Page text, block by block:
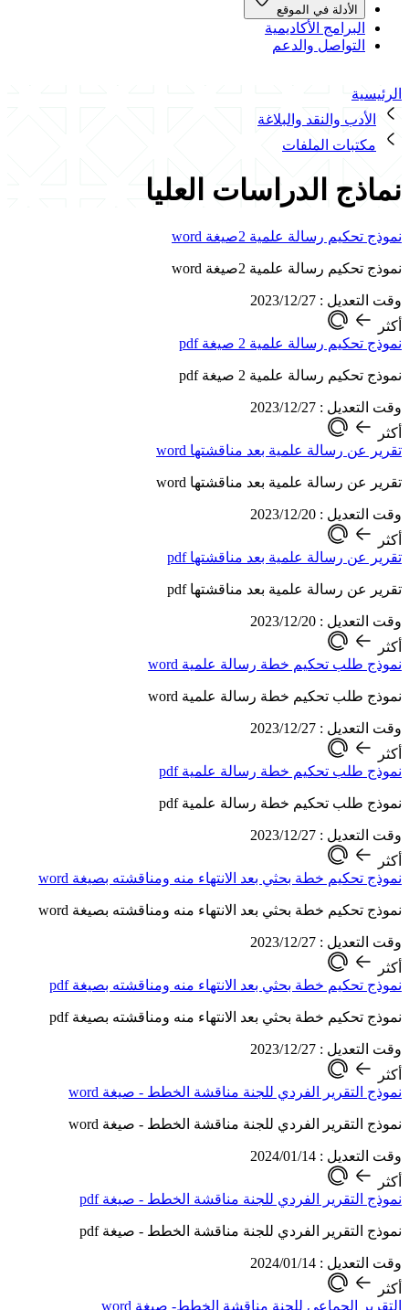
الأدلة في الموقع
البرامج الأكاديمية
التواصل والدعم
الرئيسية
الأدب والنقد والبلاغة
مكتبات الملفات
نماذج الدراسات العليا
نموذج تحكيم رسالة علمية 2صيغة word
نموذج تحكيم رسالة علمية 2صيغة word
وقت التعديل : 2023/12/27
أكثر
نموذج تحكيم رسالة علمية 2 صيغة pdf
نموذج تحكيم رسالة علمية 2 صيغة pdf
وقت التعديل : 2023/12/27
أكثر
تقرير عن رسالة علمية بعد مناقشتها word
تقرير عن رسالة علمية بعد مناقشتها word
وقت التعديل : 2023/12/20
أكثر
تقرير عن رسالة علمية بعد مناقشتها pdf
تقرير عن رسالة علمية بعد مناقشتها pdf
وقت التعديل : 2023/12/20
أكثر
نموذج طلب تحكيم خطة رسالة علمية word
نموذج طلب تحكيم خطة رسالة علمية word
وقت التعديل : 2023/12/27
أكثر
نموذج طلب تحكيم خطة رسالة علمية pdf
نموذج طلب تحكيم خطة رسالة علمية pdf
وقت التعديل : 2023/12/27
أكثر
نموذج تحكيم خطة بحثي بعد الانتهاء منه ومناقشته بصيغة word
نموذج تحكيم خطة بحثي بعد الانتهاء منه ومناقشته بصيغة word
وقت التعديل : 2023/12/27
أكثر
نموذج تحكيم خطة بحثي بعد الانتهاء منه ومناقشته بصيغة pdf
نموذج تحكيم خطة بحثي بعد الانتهاء منه ومناقشته بصيغة pdf
وقت التعديل : 2023/12/27
أكثر
نموذج التقرير الفردي للجنة مناقشة الخطط - صيغة word
نموذج التقرير الفردي للجنة مناقشة الخطط - صيغة word
وقت التعديل : 2024/01/14
أكثر
نموذج التقرير الفردي للجنة مناقشة الخطط - صيغة pdf
نموذج التقرير الفردي للجنة مناقشة الخطط - صيغة pdf
وقت التعديل : 2024/01/14
أكثر
التقرير الجماعي للجنة مناقشة الخطط- صيغة word